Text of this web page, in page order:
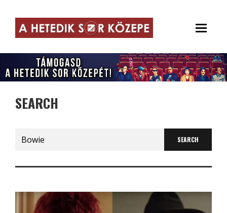
SEARCH
Search
for: